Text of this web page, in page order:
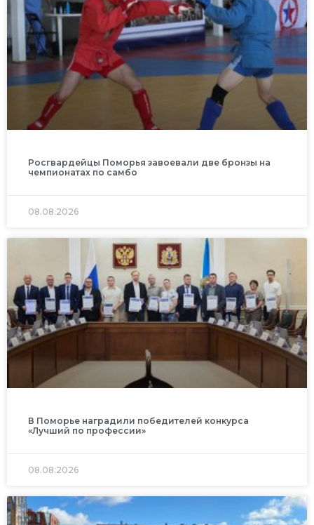
Росгвардейцы Поморья завоевали две бронзы на
чемпионатах по самбо
08.08.2026
В Поморье наградили победителей конкурса
«Лучший по профессии»
08.08.2026